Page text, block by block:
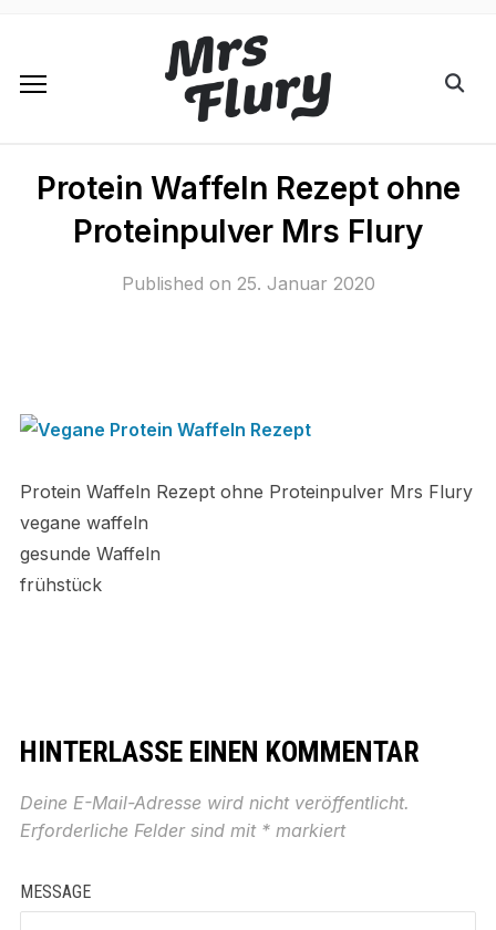
Protein Waffeln Rezept ohne
Proteinpulver Mrs Flury
Published on 25. Januar 2020
Protein Waffeln Rezept ohne Proteinpulver Mrs Flury
vegane waffeln
gesunde Waffeln
frühstück
HINTERLASSE EINEN KOMMENTAR
Deine E-Mail-Adresse wird nicht veröffentlicht.
Erforderliche Felder sind mit *markiert
MESSAGE